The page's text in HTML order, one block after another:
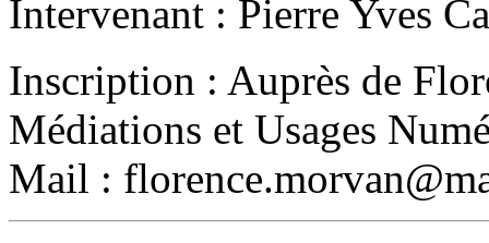
Intervenant : Pierre Yves
Inscription : Auprès de
Médiations et Usages
Mail :